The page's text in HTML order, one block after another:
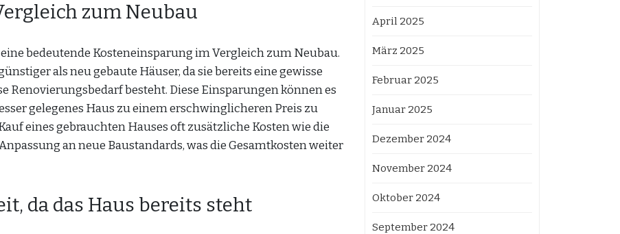
zum Neubau
bedeutende Kosteneinsparung im Vergleich zum Neubau.
als neu gebaute Häuser, da sie bereits eine gewisse
besteht. Diese Einsparungen können es
gelegenes Haus zu einem erschwinglicheren Preis zu
eines gebrauchten Hauses oft zusätzliche Kosten wie die
an neue Baustandards, was die Gesamtkosten weiter
da das Haus bereits steht
April 2025
März 2025
Februar 2025
Januar 2025
Dezember 2024
November 2024
Oktober 2024
September 2024